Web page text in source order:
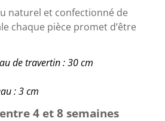
naturel et confectionné de
chaque pièce promet d’être
de travertin : 30 cm
: 3 cm
4 et 8 semaines